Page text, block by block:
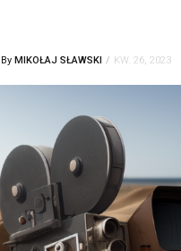
By MIKOŁAJ SŁAWSKI KW. 26, 2023